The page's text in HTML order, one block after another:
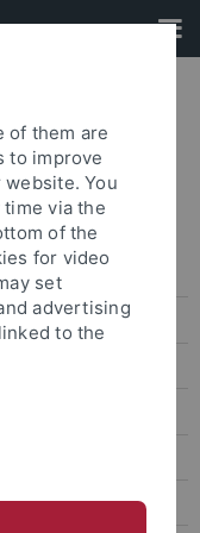
Semester
of them are
to improve
You
via the
of the
for video
set
advertising
to the